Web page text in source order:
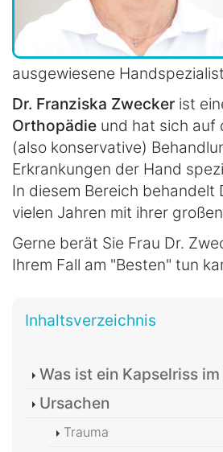
ausgewiesene
Dr. Franziska Zwecker ist
Orthopädie und hat sich auf
(also konservative)
Erkrankungen der Hand
In diesem Bereich behandelt
vielen Jahren mit ihrer
Gerne berät Sie Frau Dr.
Ihrem Fall am "Besten" tun
Inhaltsverzeichnis
Was ist ein Kapselriss im
Ursachen
Trauma